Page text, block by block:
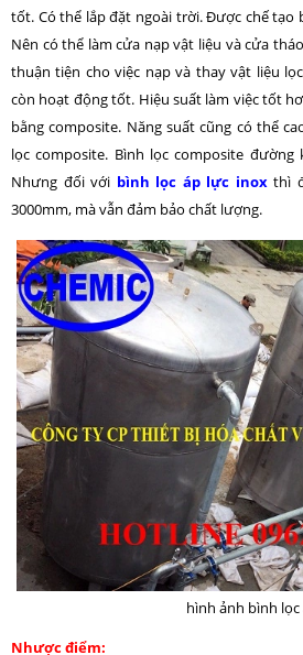
tốt. Có thể lắp đặt ngoài trời. Được chế tạo
Nên có thể làm cửa nạp vật liệu và cửa
thuận tiện cho việc nạp và thay vật liệu
còn hoạt động tốt. Hiệu suất làm việc tốt
bằng composite. Năng suất cũng có thể
lọc composite. Bình lọc composite
Nhưng đối với bình lọc áp lực inoxthì
3000mm, mà vẫn đảm bảo chất lượng.
hình ảnh bình
Nhược điểm: